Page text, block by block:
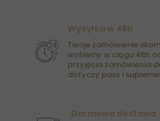
Wysyłka w 48h
Twoje zamówienie
wyślemy w ciągu 48h
przyjęcia zamówienia
dotyczy pasz i
Darmowa dostawa